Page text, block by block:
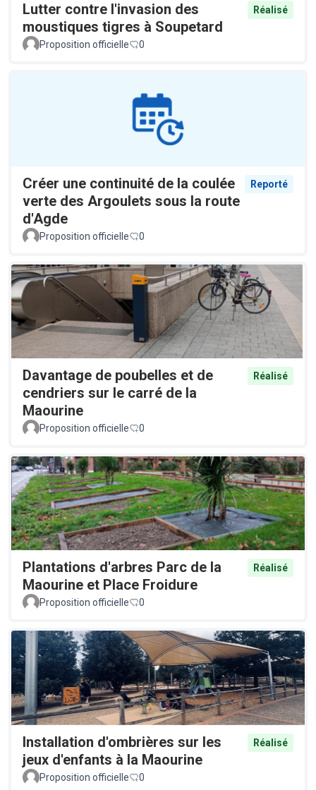
Lutter contre l'invasion des
moustiques tigres à Soupetard
Réalisé
Proposition officielle 0
Créer une continuité de la coulée
verte des Argoulets sous la route
d'Agde
Reporté
Proposition officielle 0
Davantage de poubelles et de
cendriers sur le carré de la
Maourine
Réalisé
Proposition officielle 0
Plantations d'arbres Parc de la
Maourine et Place Froidure
Réalisé
Proposition officielle 0
Installation d'ombrières sur les
jeux d'enfants à la Maourine
Réalisé
Proposition officielle 0